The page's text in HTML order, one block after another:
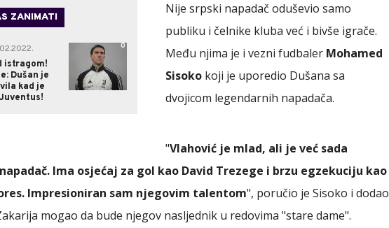
ZANIMATI
istragom!
Dušan je
kad je
0
Nije srpski napadač oduševio samo
publiku i čelnike kluba već i bivše igrače.
Među njima je i vezni fudbaler Mohamed
Sisoko koji je uporedio Dušana sa
dvojicom legendarnih napadača.
"Vlahović je mlad, ali je već sada
Ima osjećaj za gol kao David Trezege i brzu egzekuciju kao
Impresioniran sam njegovim talentom", poručio je Sisoko i dodao
mogao da bude njegov nasljednik u redovima "stare dame".